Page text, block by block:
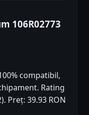
106R02773
compatibil,
Rating
Preț: 39.93 RON